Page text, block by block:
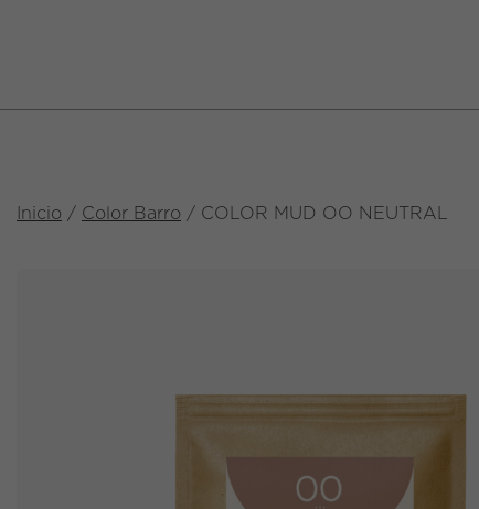
Inicio / Color Barro / COLOR MUD OO NEUTRAL